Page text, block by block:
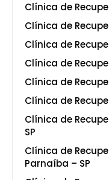
Clínica de
Clínica de
Clínica de
Clínica de
Clínica de
Clínica de
Clínica de
SP
Clínica de
Parnaíba – SP